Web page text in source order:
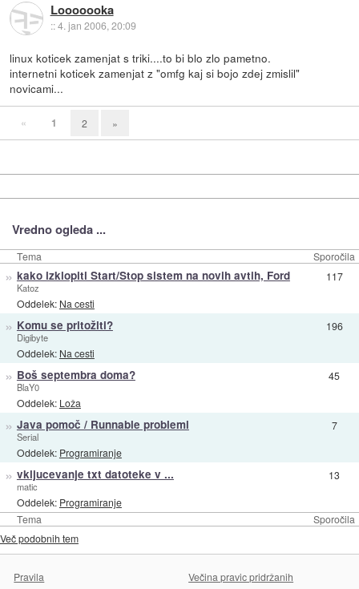
Looooooka
::4. jan 2006, 20:09
linux koticek zamenjat s triki....to bi blo zlo pametno.
internetni koticek zamenjat z "omfg kaj si bojo zdej zmislil"
novicami...
« 1 2 »
Vredno ogleda ...
Tema Sporočila
Tema Sporočila
» kako izklopiti Start/Stop sistem na novih avtih, Ford
Katoz
Oddelek: Na cesti
117
» Komu se pritožiti?
Digibyte
Oddelek: Na cesti
196
» Boš septembra doma?
BlaY0
Oddelek: Loža
45
» Java pomoč / Runnable problemi
Serial
Oddelek: Programiranje
7
» vkljucevanje txt datoteke v ...
matic
Oddelek: Programiranje
13
Več podobnih tem
Pravila Večina pravic pridržanih